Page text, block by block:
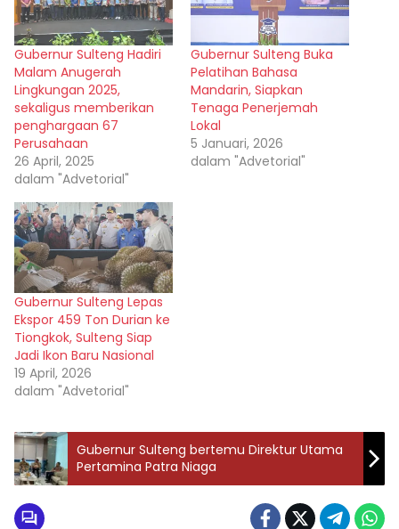
Gubernur Sulteng Hadiri
Malam Anugerah
Lingkungan 2025,
sekaligus memberikan
penghargaan 67
Perusahaan
26 April, 2025
dalam "Advetorial"
Gubernur Sulteng Buka
Pelatihan Bahasa
Mandarin, Siapkan
Tenaga Penerjemah
Lokal
5 Januari, 2026
dalam "Advetorial"
Gubernur Sulteng Lepas
Ekspor 459 Ton Durian ke
Tiongkok, Sulteng Siap
Jadi Ikon Baru Nasional
19 April, 2026
dalam "Advetorial"
Gubernur Sulteng bertemu Direktur Utama
Pertamina Patra Niaga